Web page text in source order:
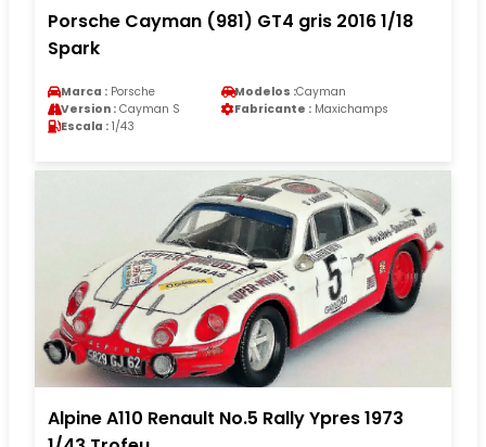
Porsche Cayman (981) GT4 gris 2016 1/18
Spark
Marca : Porsche Modelos :Cayman
Version : Cayman S Fabricante : Maxichamps
Escala : 1/43
Alpine A110 Renault No.5 Rally Ypres 1973